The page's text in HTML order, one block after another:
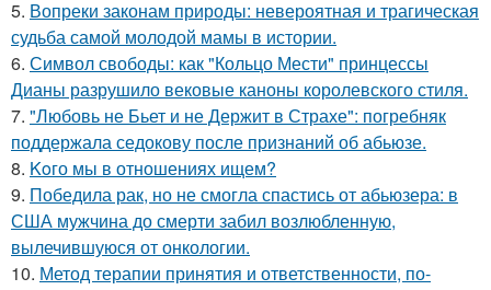
5. Вопреки законам природы: невероятная и трагическая
судьба самой молодой мамы в истории.
6. Символ свободы: как "Кольцо Мести" принцессы
Дианы разрушило вековые каноны королевского стиля.
7. "Любовь не Бьет и не Держит в Страхе": погребняк
поддержала седокову после признаний об абьюзе.
8. Koго мы в отношениях ищем?
9. Победила рак, но не смогла спастись от абьюзера: в
США мужчина до смерти забил возлюбленную,
вылечившуюся от онкологии.
10. Метод терапии принятия и ответственности, по-